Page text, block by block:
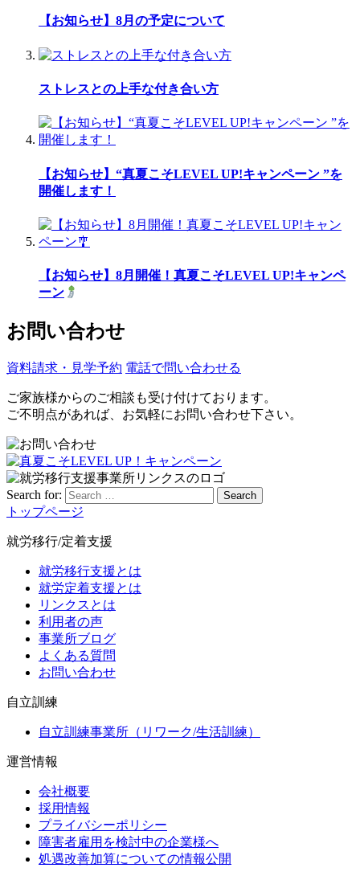
【お知らせ】8月の予定について
ストレスとの上手な付き合い方
【お知らせ】“真夏こそLEVEL UP!キャンペーン ”を
開催します！
【お知らせ】8月開催！真夏こそLEVEL UP!キャンペ
ーン
お問い合わせ
資料請求・見学予約 電話で問い合わせる
ご家族様からのご相談も受け付けております。
ご不明点があれば、お気軽にお問い合わせ下さい。
Search for: Search
トップページ
就労移行/定着支援
就労移行支援とは
就労定着支援とは
リンクスとは
利用者の声
事業所ブログ
よくある質問
お問い合わせ
自立訓練
自立訓練事業所（リワーク/生活訓練）
運営情報
会社概要
採用情報
プライバシーポリシー
障害者雇用を検討中の企業様へ
処遇改善加算についての情報公開